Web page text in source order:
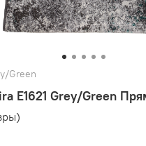
Green
E1621 Grey/Green